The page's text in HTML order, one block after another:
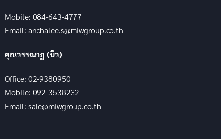
Mobile: 084-643-4777
Email: anchalee.s@miwgroup.co.th
คุณวรรณาฏ (บิว)
Office: 02-9380950
Mobile: 092-3538232
Email: sale@miwgroup.co.th